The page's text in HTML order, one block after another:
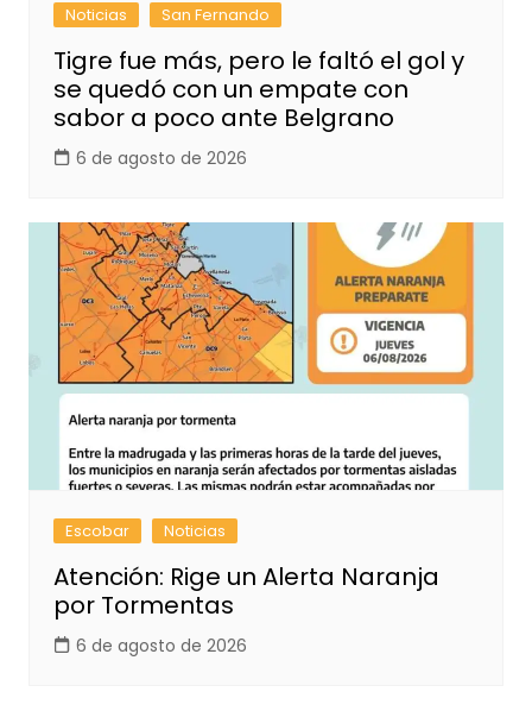
Noticias San Fernando
Tigre fue más, pero le faltó el gol y
se quedó con un empate con
sabor a poco ante Belgrano
6 de agosto de 2026
Escobar Noticias
Atención: Rige un Alerta Naranja
por Tormentas
6 de agosto de 2026